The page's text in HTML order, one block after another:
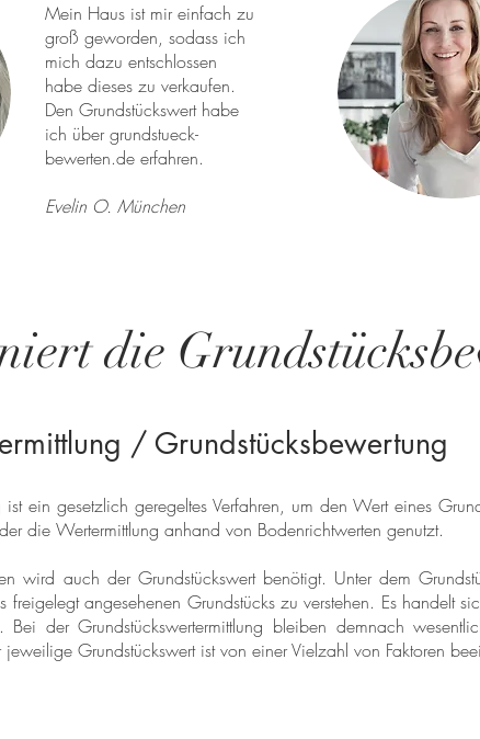
Mein Haus ist mir einfach zu
groß geworden, sodass ich
mich dazu entschlossen
habe dieses zu verkaufen.
Den Grundstückswert habe
ich über grundstueck-
bewerten.de erfahren.
Evelin O. München
die
/ Grundstücksbewertung
ist ein gesetzlich geregeltes Verfahren, um den Wert eines
die Wertermittlung anhand von Bodenrichtwerten genutzt.
wird auch der Grundstückswert benötigt. Unter dem
angesehenen Grundstücks zu verstehen. Es handelt
der Grundstückswertermittlung bleiben demnach
Grundstückswert ist von einer Vielzahl von Faktoren